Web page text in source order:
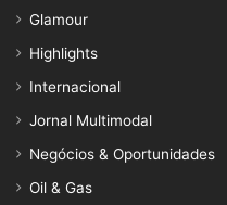
Glamour
Highlights
Internacional
Jornal Multimodal
Negócios & Oportunidades
Oil & Gas